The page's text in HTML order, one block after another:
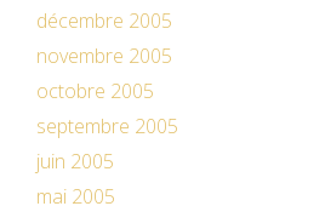
décembre 2005
novembre 2005
octobre 2005
septembre 2005
juin 2005
mai 2005